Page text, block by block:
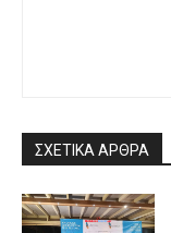
ΣΧΕΤΙΚΑ ΑΡΘΡΑ